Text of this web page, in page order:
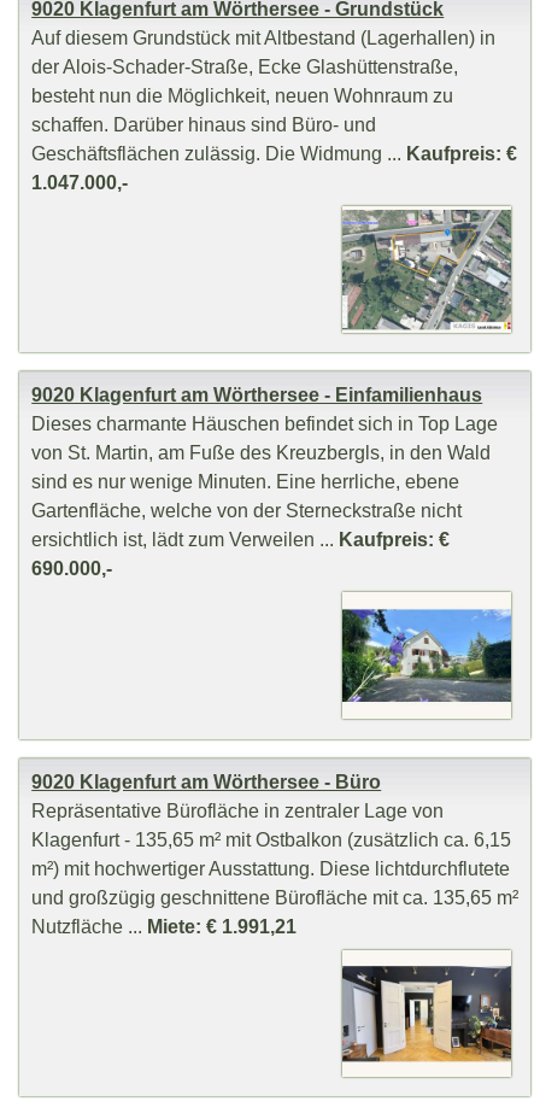
9020 Klagenfurt am Wörthersee - Grundstück
Auf diesem Grundstück mit Altbestand (Lagerhallen) in
der Alois-Schader-Straße, Ecke Glashüttenstraße,
besteht nun die Möglichkeit, neuen Wohnraum zu
schaffen. Darüber hinaus sind Büro- und
Geschäftsflächen zulässig. Die Widmung ... Kaufpreis: €
1.047.000,-
9020 Klagenfurt am Wörthersee - Einfamilienhaus
Dieses charmante Häuschen befindet sich in Top Lage
von St. Martin, am Fuße des Kreuzbergls, in den Wald
sind es nur wenige Minuten. Eine herrliche, ebene
Gartenfläche, welche von der Sterneckstraße nicht
ersichtlich ist, lädt zum Verweilen ... Kaufpreis: €
690.000,-
9020 Klagenfurt am Wörthersee - Büro
Repräsentative Bürofläche in zentraler Lage von
Klagenfurt - 135,65 m² mit Ostbalkon (zusätzlich ca. 6,15
m²) mit hochwertiger Ausstattung. Diese lichtdurchflutete
und großzügig geschnittene Bürofläche mit ca. 135,65 m²
Nutzfläche ... Miete: € 1.991,21